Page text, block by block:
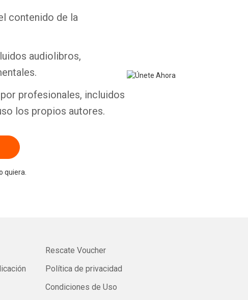
contenido de la
audiolibros,
profesionales, incluidos
los propios autores.
quiera.
Rescate Voucher
Política de privacidad
Condiciones de Uso